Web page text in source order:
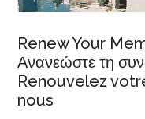
Renew Your
Ανανεώστε τη
Renouvelez
nous